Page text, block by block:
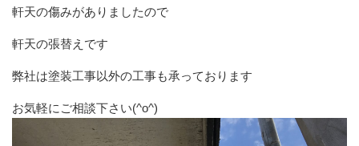
軒天の傷みがありましたので
軒天の張替えです
弊社は塗装工事以外の工事も承っております
お気軽にご相談下さい(^o^)